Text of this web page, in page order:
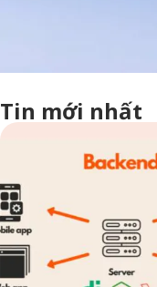
Tin mới nhất